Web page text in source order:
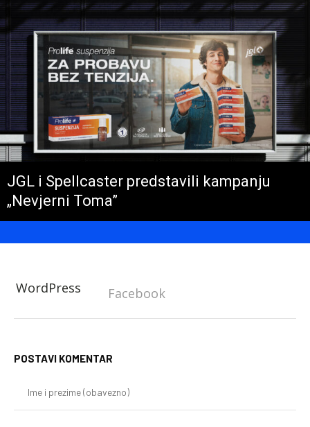
JGL i Spellcaster predstavili kampanju
„Nevjerni Toma”
WordPress Facebook
POSTAVI KOMENTAR